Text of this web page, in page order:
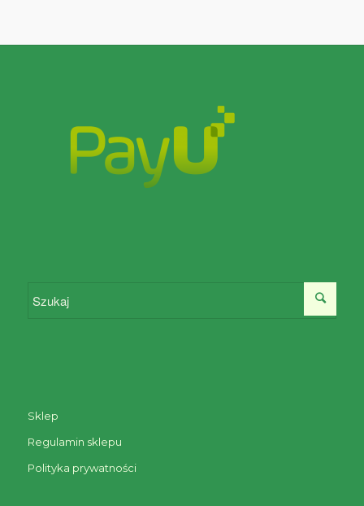
Sklep
Regulamin sklepu
Polityka prywatności